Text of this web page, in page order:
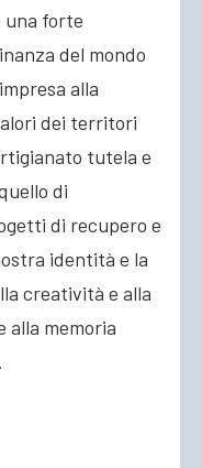
una forte
del mondo
alla
dei territori
tutela e
di
di recupero e
identità e la
creatività e alla
alla memoria